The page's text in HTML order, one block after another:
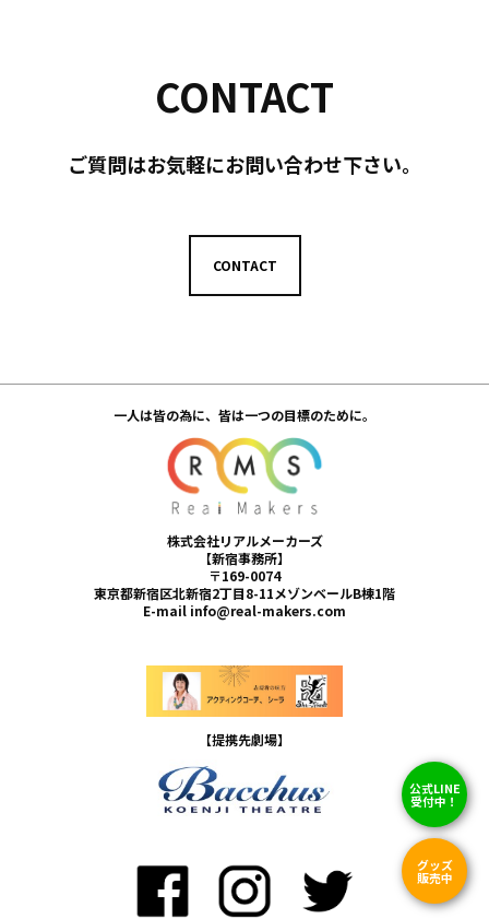
CONTACT
ご質問はお気軽にお問い合わせ下さい。
CONTACT
一人は皆の為に、皆は一つの目標のために。
株式会社リアルメーカーズ
【新宿事務所】
〒169-0074
東京都新宿区北新宿2丁目8-11メゾンベールB棟1階
E-mail info@real-makers.com
【提携先劇場】
公式LINE
受付中！
グッズ
販売中